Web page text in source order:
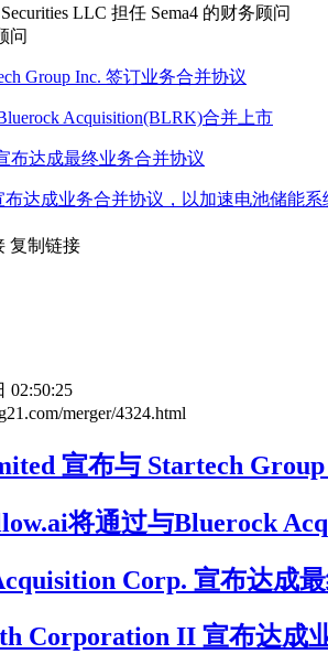
Securities LLC 担任 Sema4 的财务顾问
问
Group Inc. 签订业务合并协议
Acquisition(BLRK)合并上市
布达成最终业务合并协议
布达成业务合并协议，以加速电池储能
复制链接
02:50:25
merger/4324.html
宣布与 Startech
将通过与Bluerock
Corp. 宣布达成
Corporation II 宣布达成